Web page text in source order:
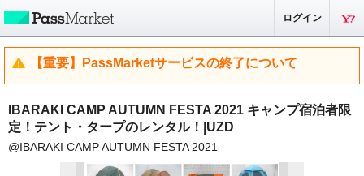
ログイン
【重要】PassMarketサービスの終了について
IBARAKI CAMP AUTUMN FESTA 2021 キャンプ宿泊者限
定！テント・タープのレンタル！|UZD
@IBARAKI CAMP AUTUMN FESTA 2021